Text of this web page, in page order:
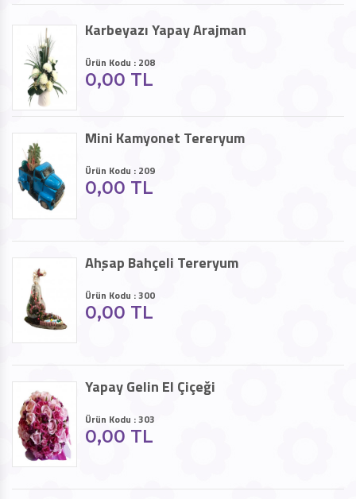
Karbeyazı Yapay Arajman
Ürün Kodu : 208
0,00 TL
Mini Kamyonet Tereryum
Ürün Kodu : 209
0,00 TL
Ahşap Bahçeli Tereryum
Ürün Kodu : 300
0,00 TL
Yapay Gelin El Çiçeği
Ürün Kodu : 303
0,00 TL